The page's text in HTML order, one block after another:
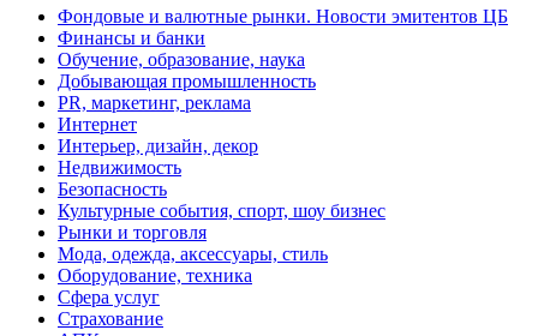
Фондовые и валютные рынки. Новости эмитентов ЦБ
Финансы и банки
Обучение, образование, наука
Добывающая промышленность
PR, маркетинг, реклама
Интернет
Интерьер, дизайн, декор
Недвижимость
Безопасность
Культурные события, спорт, шоу бизнес
Рынки и торговля
Мода, одежда, аксессуары, стиль
Оборудование, техника
Сфера услуг
Страхование